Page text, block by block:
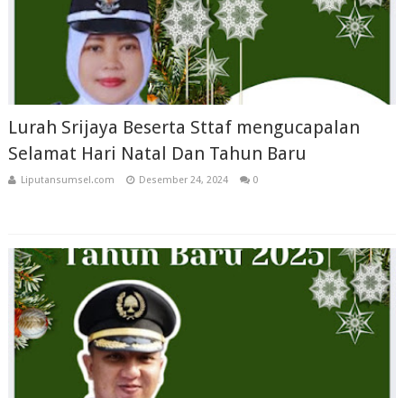
Lurah Srijaya Beserta Sttaf mengucapalan
Selamat Hari Natal Dan Tahun Baru
Liputansumsel.com Desember 24, 2024 0